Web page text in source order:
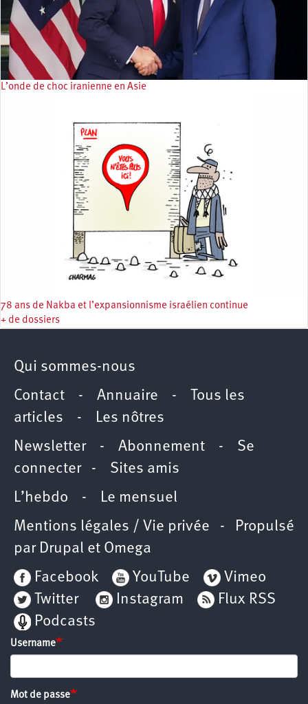
L’onde de choc iranienne en Asie
78 ans de Nakba et l’expansionnisme israélien continue
+ de dossiers
Qui sommes-nous
Contact - Annuaire -
Tous les
articles - Les nôtres
Newsletter- Abonnement - Se
connecter- Sites amis
L’hebdo - Le mensuel
Mentions légales / Vie privée - Propulsé
par Drupal et Omega
Facebook
YouTube
Vimeo
Twitter
Instagram
Flux RSS
Podcasts
Username
Mot de passe